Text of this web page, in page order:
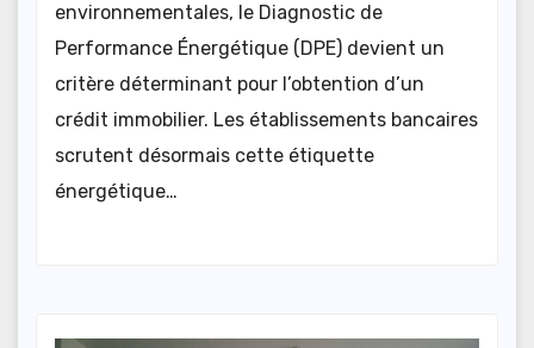
environnementales, le Diagnostic de
Performance Énergétique (DPE) devient un
critère déterminant pour l’obtention d’un
crédit immobilier. Les établissements bancaires
scrutent désormais cette étiquette
énergétique…